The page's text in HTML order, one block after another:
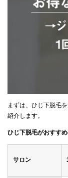
まずは、ひじ下脱毛
紹介します。
ひじ下脱毛がおすす
サロン